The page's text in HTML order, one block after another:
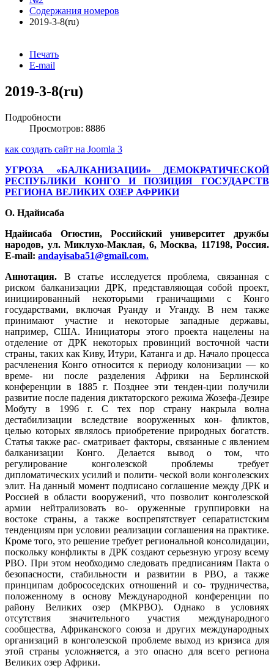
Содержания номеров
2019-3-8(ru)
Печать
E-mail
2019-3-8(ru)
Подробности
Просмотров: 8886
как создать сайт на Joomla 3
УГРОЗА «БАЛКАНИЗАЦИИ» ДЕМОКРАТИЧЕСКОЙ
РЕСПУБЛИКИ КОНГО И ПОЗИЦИЯ ГОСУДАРСТВ
РЕГИОНА ВЕЛИКИХ ОЗЕР АФРИКИ
О. Ндайисаба
Ндайисаба Огюстин, Российский университет дружбы
народов, ул. Миклухо-Маклая, 6, Москва, 117198, Россия.
E-mail: andayisaba51@gmail.com.
Аннотация. В статье исследуется проблема, связанная с
риском балканизации ДРК, представляющая собой проект,
инициированный некоторыми граничащими с Конго
государствами, включая Руанду и Уганду. В нем также
принимают участие и некоторые западные державы,
например, США. Инициаторы этого проекта нацелены на
отделение от ДРК некоторых провинций восточной части
страны, таких как Киву, Итури, Катанга и др. Начало процесса
расчленения Конго относится к периоду колонизации — ко
време- ни после разделения Африки на Берлинской
конференции в 1885 г. Позднее эти тенден-ции получили
развитие после падения диктаторского режима Жозефа-Дезире
Мобуту в 1996 г. С тех пор страну накрыла волна
дестабилизации вследствие вооруженных кон- фликтов,
целью которых являлось приобретение природных богатств.
Статья также рас- сматривает факторы, связанные с явлением
балканизации Конго. Делается вывод о том, что
регулирование конголезской проблемы требует
дипломатических усилий и полити- ческой воли конголезских
элит. На данный момент подписано соглашение между ДРК и
Россией в области вооружений, что позволит конголезской
армии нейтрализовать во- оруженные группировки на
востоке страны, а также воспрепятствует сепаратистским
тенденциям при условии реализации соглашения на практике.
Кроме того, это решение требует региональной консолидации,
поскольку конфликты в ДРК создают серьезную угрозу всему
РВО. При этом необходимо следовать предписаниям Пакта о
безопасности, стабильности и развитии в РВО, а также
принципам добрососедских отношений и со- трудничества,
положенному в основу Международной конференции по
району Великих озер (МКРВО). Однако в условиях
отсутствия значительного участия международного
сообщества, Африканского союза и других международных
организаций в конголезской проблеме выход из кризиса для
этой страны усложняется, а это опасно для всего региона
Великих озер Африки.